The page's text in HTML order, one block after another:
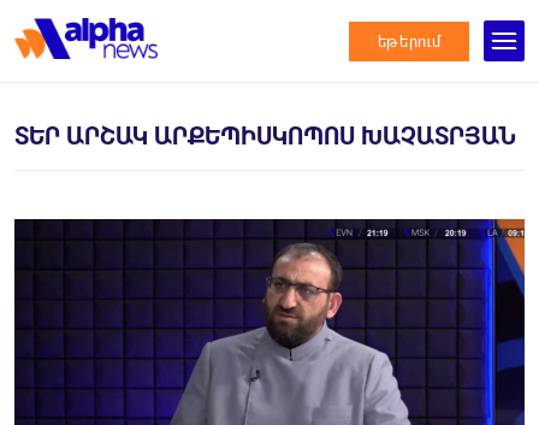
եթերում
ՏԵՐ ԱՐՇԱԿ ԱՐՔԵՊԻՍԿՈՊՈՍ ԽԱՉԱՏՐՅԱՆ